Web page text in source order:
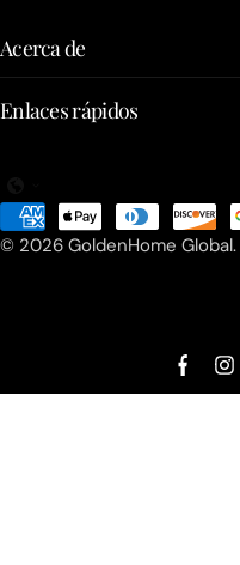
Acerca de
Enlaces rápidos
© 2026 GoldenHome Global.
Métodos
de